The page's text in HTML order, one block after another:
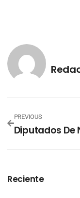
PREVIOUS
Reciente